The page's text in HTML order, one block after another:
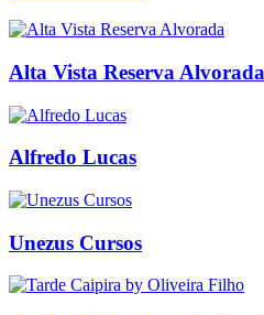
Alta Vista Reserva Alvorada
Alfredo Lucas
Unezus Cursos